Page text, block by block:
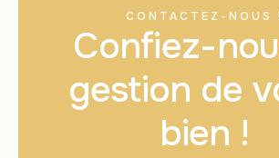
CONTACTEZ-NOUS !
Confiez-
gestion de
bien !